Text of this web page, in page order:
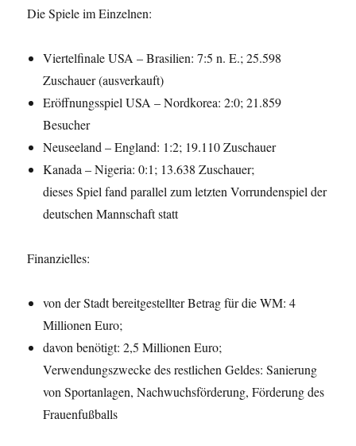
Die Spiele im Einzelnen:
Viertelfinale USA – Brasilien: 7:5 n. E.; 25.598
Zuschauer (ausverkauft)
Eröffnungsspiel USA – Nordkorea: 2:0; 21.859
Besucher
Neuseeland – England: 1:2; 19.110 Zuschauer
Kanada – Nigeria: 0:1; 13.638 Zuschauer;
dieses Spiel fand parallel zum letzten Vorrundenspiel der
deutschen Mannschaft statt
Finanzielles:
von der Stadt bereitgestellter Betrag für die WM: 4
Millionen Euro;
davon benötigt: 2,5 Millionen Euro;
Verwendungszwecke des restlichen Geldes: Sanierung
von Sportanlagen, Nachwuchsförderung, Förderung des
Frauenfußballs